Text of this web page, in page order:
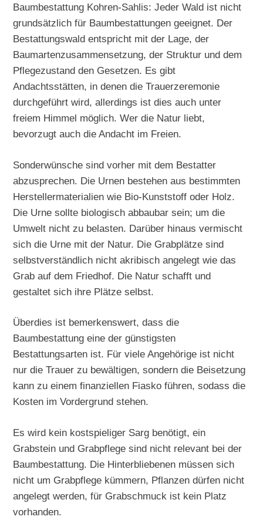
Baumbestattung Kohren-Sahlis: Jeder Wald ist nicht
grundsätzlich für Baumbestattungen geeignet. Der
Bestattungswald entspricht mit der Lage, der
Baumartenzusammensetzung, der Struktur und dem
Pflegezustand den Gesetzen. Es gibt
Andachtsstätten, in denen die Trauerzeremonie
durchgeführt wird, allerdings ist dies auch unter
freiem Himmel möglich. Wer die Natur liebt,
bevorzugt auch die Andacht im Freien.
Sonderwünsche sind vorher mit dem Bestatter
abzusprechen. Die Urnen bestehen aus bestimmten
Herstellermaterialien wie Bio-Kunststoff oder Holz.
Die Urne sollte biologisch abbaubar sein; um die
Umwelt nicht zu belasten. Darüber hinaus vermischt
sich die Urne mit der Natur. Die Grabplätze sind
selbstverständlich nicht akribisch angelegt wie das
Grab auf dem Friedhof. Die Natur schafft und
gestaltet sich ihre Plätze selbst.
Überdies ist bemerkenswert, dass die
Baumbestattung eine der günstigsten
Bestattungsarten ist. Für viele Angehörige ist nicht
nur die Trauer zu bewältigen, sondern die Beisetzung
kann zu einem finanziellen Fiasko führen, sodass die
Kosten im Vordergrund stehen.
Es wird kein kostspieliger Sarg benötigt, ein
Grabstein und Grabpflege sind nicht relevant bei der
Baumbestattung. Die Hinterbliebenen müssen sich
nicht um Grabpflege kümmern, Pflanzen dürfen nicht
angelegt werden, für Grabschmuck ist kein Platz
vorhanden.